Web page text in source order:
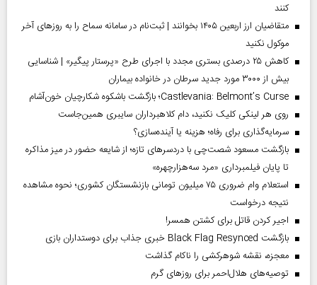
کنند
متقاضیان ارز اربعین ۱۴۰۵ بخوانند | ثبت‌نام در سامانه سماح را به روز‌های آخر
موکول نکنید
کاهش ۲۵ درصدی بستری مجدد با اجرای طرح «پرستار پیگیر» | شناسایی
بیش از ۳۰۰۰ مورد جدید سرطان در خانواده بیماران
Castlevania: Belmont’s Curse؛ بازگشت باشکوه شکارچیان خون‌آشام
روی هر لینکی کلیک نکنید، دام کلاهبرداران سایبری همین‌جاست
سرمایه‌گذاری برای رفاه؛ هزینه یا آینده‌سازی؟
بازگشت مسعود شصت‌چی با دردسر‌های تازه؛ از شایعه حضور در میز مذاکره
تا پایان فیلمبرداری «مرد سه‌هزارچهره»
استعلام وام ضروری ۷۵ میلیون تومانی بازنشستگان کشوری؛ نحوه مشاهده
نتیجه درخواست
اجیر کردن قاتل برای کشتن همسر!
بازگشت Black Flag Resynced خبری جذاب برای دوستداران بازی
معجزه، نقشه شوهرکشی را ناکام گذاشت
توصیه‌های هلال‌احمر برای روز‌های گرم